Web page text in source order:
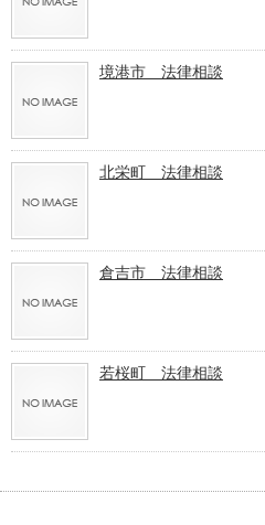
境港市 法律相談
北栄町 法律相談
倉吉市 法律相談
若桜町 法律相談